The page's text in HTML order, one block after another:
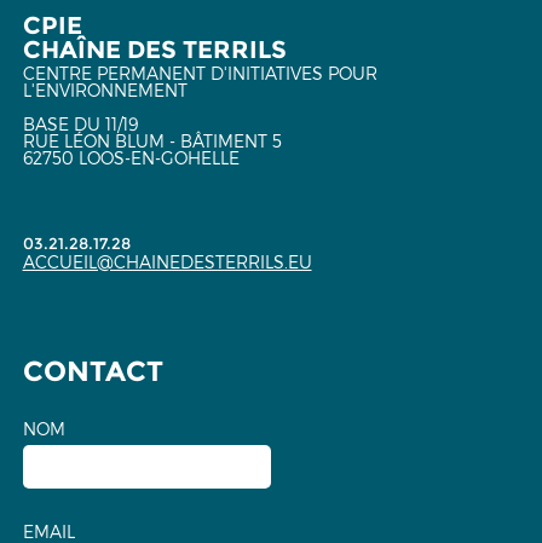
CPIE
CHAÎNE DES TERRILS
CENTRE PERMANENT D'INITIATIVES POUR
L'ENVIRONNEMENT
BASE DU 11/19
RUE LÉON BLUM - BÂTIMENT 5
62750 LOOS-EN-GOHELLE
03.21.28.17.28
ACCUEIL@CHAINEDESTERRILS.EU
CONTACT
NOM
EMAIL